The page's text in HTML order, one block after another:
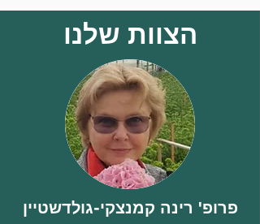
הצוות שלנו
פרופ' רינה קמנצקי-גולדשטיין